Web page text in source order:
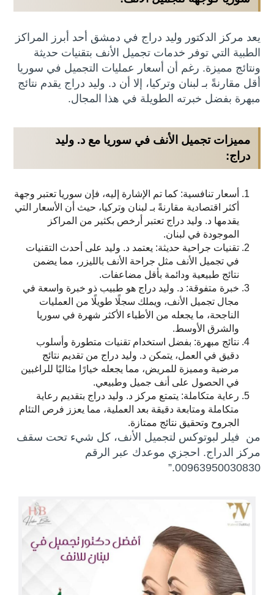
يعد مركز الدكتور وليد دراج في دمشق أحد أبرز المراكز
الطبية التي توفر خدمات تجميل الأنف بتقنيات حديثة
ونتائج مميزة. رغم أن أسعار عمليات التجميل في سوريا
أقل مقارنةً بـ لبنان وتركيا، إلا أن د. وليد دراج يقدم نتائج
مبهرة بفضل خبرته الطويلة في هذا المجال.
مميزات تجميل الأنف في سوريا مع د. وليد
دراج:
أسعار تنافسية: كما تم الإشارة إليه، فإن سوريا تعتبر وجهة
أكثر اقتصادية مقارنةً بـ لبنان وتركيا، حيث أن الأسعار التي
يقدمها د. وليد دراج تعتبر أرخص بكثير من المراكز
الموجودة في لبنان.
تقنيات جراحية حديثة: يعتمد د. وليد على أحدث التقنيات
في تجميل الأنف مثل جراحة الأنف بالليزر، مما يضمن
نتائج طبيعية ودائمة بأقل مضاعفات.
خبرة متفوقة: د. وليد دراج هو طبيب ذو خبرة واسعة في
مجال تجميل الأنف، ويملك سجلًا طويلًا من العمليات
الناجحة، ما يجعله من الأطباء الأكثر شهرة في سوريا
والشرق الأوسط.
نتائج مبهرة: بفضل استخدام تقنيات متطورة وأسلوب
دقيق في العمل، يتمكن د. وليد دراج من تقديم نتائج
مرضية ومميزة للمريض، مما يجعله خيارًا مثاليًا للراغبين
في الحصول على أنف جميل وطبيعي.
رعاية متكاملة: يتمتع مركز د. وليد دراج بتقديم رعاية
متكاملة ومتابعة دقيقة بعد العملية، مما يعزز فرص التئام
الجروح وتحقيق نتائج ممتازة.
من فيلر لبوتوكس لتجميل الأنف، كل شيء تحت سقف
مركز الدراج. احجزي موعدك عبر الرقم
00963950030830.”